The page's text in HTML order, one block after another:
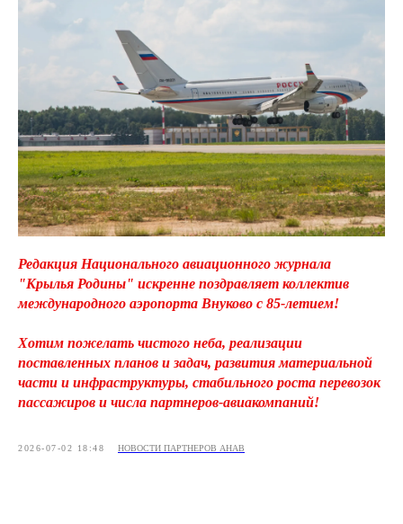
Редакция Национального авиационного журнала
"Крылья Родины" искренне поздравляет коллектив
международного аэропорта Внуково с 85-летием!
Хотим пожелать чистого неба, реализации
поставленных планов и задач, развития материальной
части и инфраструктуры, стабильного роста перевозок
пассажиров и числа партнеров-авиакомпаний!
2026-07-02 18:48 НОВОСТИ ПАРТНЕРОВ АНАВ